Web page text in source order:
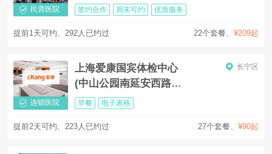
民营医院 签约合作 周末可约 优质服务
22个套餐、 ¥209起
提前1天可约、292人已约过
连锁医院
上海爱康国宾体检中心
(中山公园南延安西路分
院)
长宁区
早餐 电子表格
27个套餐 ¥90起
提前2天可约、223人已约过